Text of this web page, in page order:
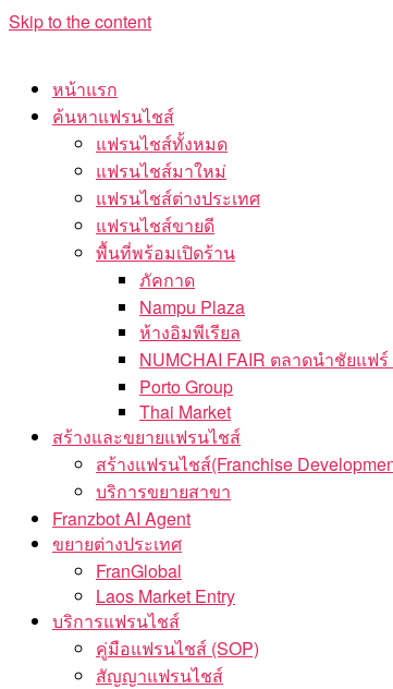
Skip to the content
หน้าแรก
ค้นหาแฟรนไชส์
แฟรนไชส์ทั้งหมด
แฟรนไชส์มาใหม่
แฟรนไชส์ต่างประเทศ
แฟรนไชส์ขายดี
พื้นที่พร้อมเปิดร้าน
ภัคกาด
Nampu Plaza
ห้างอิมพีเรียล
NUMCHAI FAIR ตลาดนำชัยแฟ
Porto Group
Thai Market
สร้างและขยายแฟรนไชส์
สร้างแฟรนไชส์(Franchise
บริการขยายสาขา
Franzbot AI Agent
ขยายต่างประเทศ
FranGlobal
Laos Market Entry
บริการแฟรนไชส์
คู่มือแฟรนไชส์ (SOP)
สัญญาแฟรนไชส์